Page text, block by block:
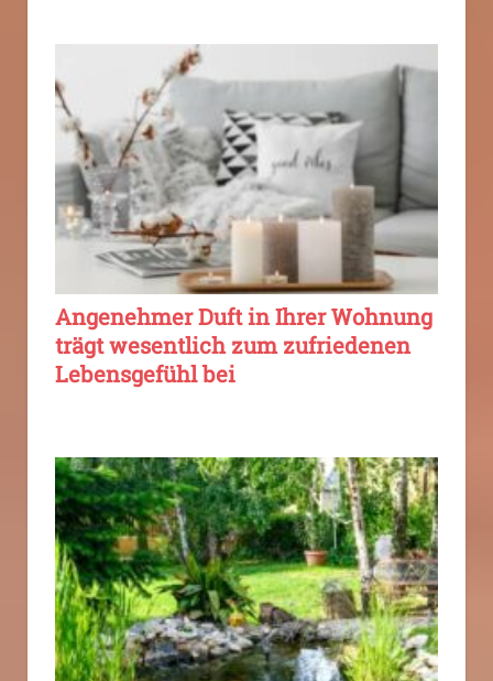
Angenehmer Duft in Ihrer Wohnung
trägt wesentlich zum zufriedenen
Lebensgefühl bei